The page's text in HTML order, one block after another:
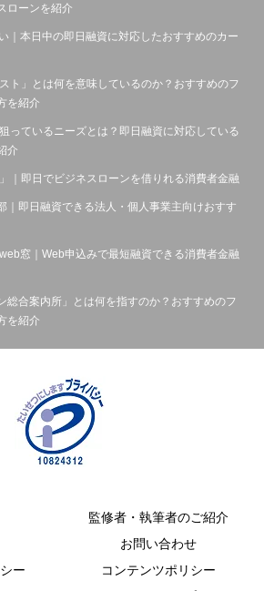
ローンを紹介
｜本日中の即日融資に対応したおすすめのカー
ト」とは何を意味しているのか？おすすめのフ
を紹介
っているニーズとは？即日融資に対応している
介
｜即日でビジネスローンを借りれる消費者金融
｜即日融資できる法人・個人事業主向けおすす
窓｜Web申込みで最短融資できる消費者金融
総合案内所」とは何を指すのか？おすすめのフ
を紹介
監修者・執筆者のご紹介
お問い合わせ
ー
コンテンツポリシー